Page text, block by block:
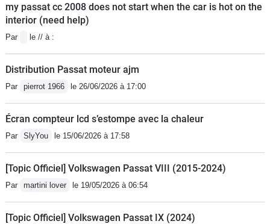
my passat cc 2008 does not start when the car is hot on the
interior (need help)
Par le // à :
Distribution Passat moteur ajm
Par pierrot 1966 le 26/06/2026 à 17:00
Écran compteur lcd s’estompe avec la chaleur
Par SlyYou le 15/06/2026 à 17:58
[Topic Officiel] Volkswagen Passat VIII (2015-2024)
Par martini lover le 19/05/2026 à 06:54
[Topic Officiel] Volkswagen Passat IX (2024)